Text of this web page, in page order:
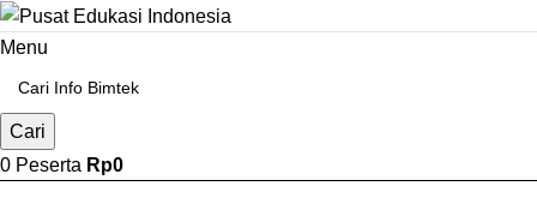
Menu
Cari
0 Peserta Rp0